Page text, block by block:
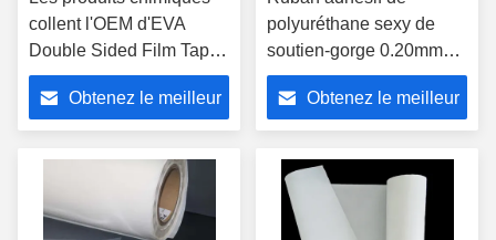
collent l'OEM d'EVA
Double Sided Film Tape
de ruban adhésif de tissu
que l'ODM acceptent
Obtenez le meilleur
polyuréthane sexy de
soutien-gorge 0.20mm
EVA Hot Seam Sealing
Tape pour la culotte
Obtenez le meilleur